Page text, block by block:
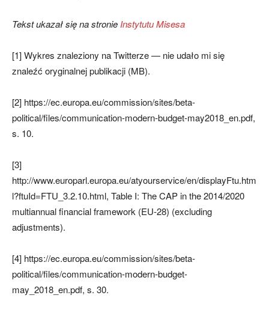
Tekst ukazał się na stronie Instytutu Misesa
[1] Wykres znaleziony na Twitterze — nie udało mi się
znaleźć oryginalnej publikacji (MB).
[2] https://ec.europa.eu/commission/sites/beta-
political/files/communication-modern-budget-may2018_en.pdf,
s. 10.
[3]
http://www.europarl.europa.eu/atyourservice/en/displayFtu.htm
l?ftuId=FTU_3.2.10.html, Table I: The CAP in the 2014/2020
multiannual financial framework (EU-28) (excluding
adjustments).
[4] https://ec.europa.eu/commission/sites/beta-
political/files/communication-modern-budget-
may_2018_en.pdf, s. 30.